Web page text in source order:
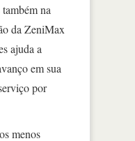
na
da ZeniMax
ajuda a
em sua
por
menos